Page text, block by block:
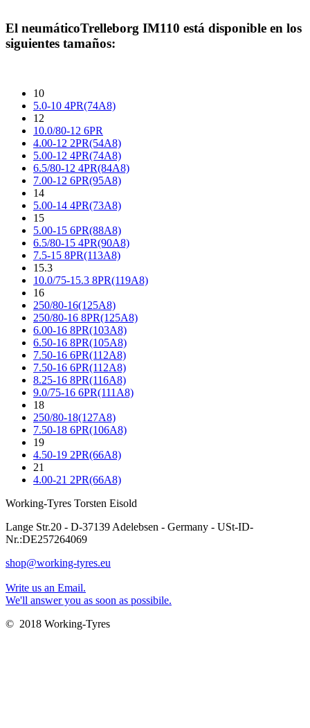
El neumáticoTrelleborg IM110 está disponible en los
siguientes tamaños:
10
5.0-10 4PR(74A8)
12
10.0/80-12 6PR
4.00-12 2PR(54A8)
5.00-12 4PR(74A8)
6.5/80-12 4PR(84A8)
7.00-12 6PR(95A8)
14
5.00-14 4PR(73A8)
15
5.00-15 6PR(88A8)
6.5/80-15 4PR(90A8)
7.5-15 8PR(113A8)
15.3
10.0/75-15.3 8PR(119A8)
16
250/80-16(125A8)
250/80-16 8PR(125A8)
6.00-16 8PR(103A8)
6.50-16 8PR(105A8)
7.50-16 6PR(112A8)
7.50-16 6PR(112A8)
8.25-16 8PR(116A8)
9.0/75-16 6PR(111A8)
18
250/80-18(127A8)
7.50-18 6PR(106A8)
19
4.50-19 2PR(66A8)
21
4.00-21 2PR(66A8)
Working-Tyres Torsten Eisold
Lange Str.20 - D-37139 Adelebsen - Germany - USt-ID-
Nr.:DE257264069
shop@working-tyres.eu
Write us an Email.
We'll answer you as soon as possibile.
© 2018 Working-Tyres